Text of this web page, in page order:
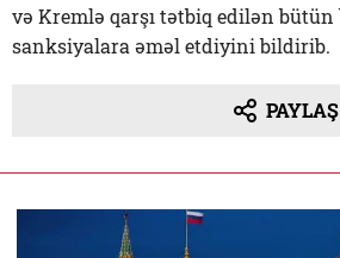
və Kremlə qarşı tətbiq edilən bütün
sanksiyalara əməl etdiyini bildirib.
PAYLAŞ